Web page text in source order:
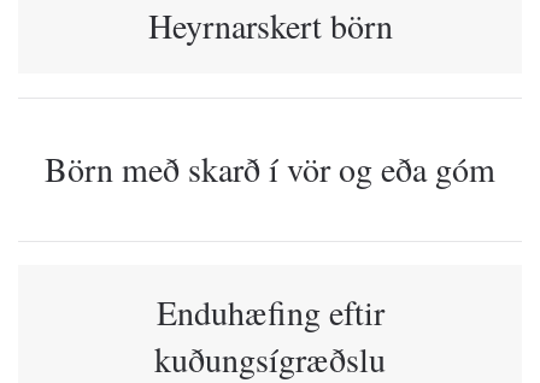
Heyrnarskert börn
Börn með skarð í vör og eða góm
Enduhæfing eftir
kuðungsígræðslu